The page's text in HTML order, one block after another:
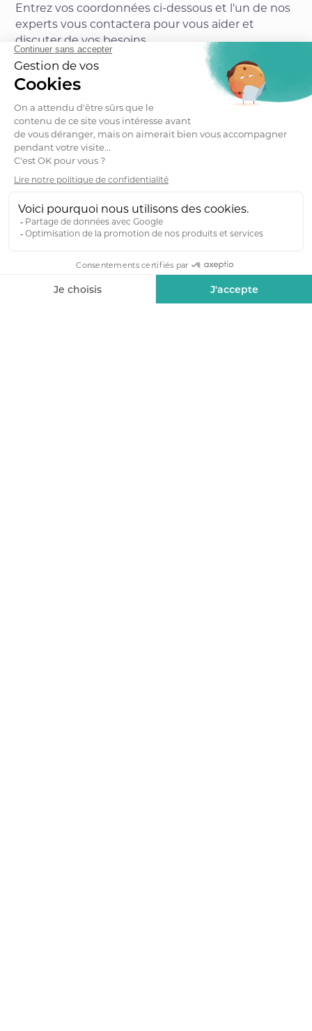
Entrez vos coordonnées ci-dessous et l'un de nos
experts vous contactera pour vous aider et
discuter de vos besoins.